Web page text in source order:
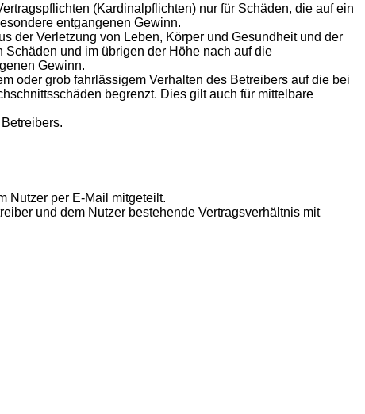
(Kardinalpflichten) nur für Schäden, die auf ein
entgangenen Gewinn.
der Verletzung von Leben, Körper und Gesundheit und der
und im übrigen der Höhe nach auf die
Gewinn.
oder grob fahrlässigem Verhalten des Betreibers auf die bei
begrenzt. Dies gilt auch für mittelbare
Nutzer per E-Mail mitgeteilt.
und dem Nutzer bestehende Vertragsverhältnis mit